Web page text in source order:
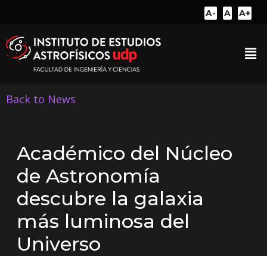
A- A A+
Back to News
Académico del Núcleo
de Astronomía
descubre la galaxia
más luminosa del
Universo